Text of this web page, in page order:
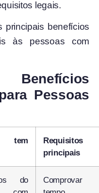
legais.
principais benefícios
às pessoas com
Pessoas
tem
Requisitos
principais
do
Comprovar